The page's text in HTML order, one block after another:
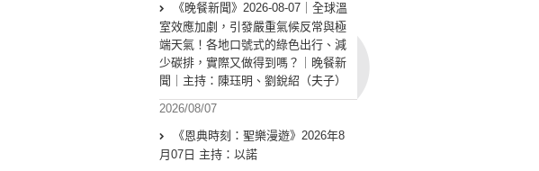
《晚餐新聞》2026-08-07｜全球溫
室效應加劇，引發嚴重氣候反常與極
端天氣！各地口號式的綠色出行、減
少碳排，實際又做得到嗎？｜晚餐新
聞｜主持：陳珏明、劉銳紹（夫子）
2026/08/07
《恩典時刻：聖樂漫遊》2026年8
月07日 主持：以諾